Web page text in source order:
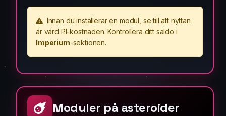
Innan du installerar en modul, se till att nyttan
är värd PI-kostnaden. Kontrollera ditt saldo i
Imperium-sektionen.
Moduler på asteroider